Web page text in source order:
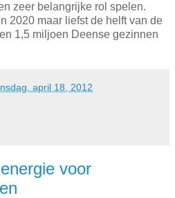
zeer belangrijke rol spelen.
2020 maar liefst de helft van de
1,5 miljoen Deense gezinnen
april 18, 2012
voor